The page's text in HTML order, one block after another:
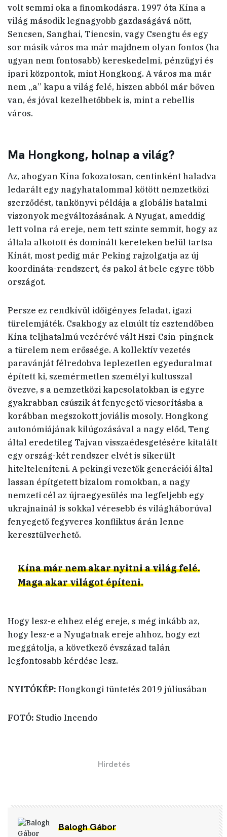
volt semmi oka a finomkodásra. 1997 óta Kína a
világ második legnagyobb gazdaságává nőtt,
Sencsen, Sanghai, Tiencsin, vagy Csengtu és egy
sor másik város ma már majdnem olyan fontos (ha
ugyan nem fontosabb) kereskedelmi, pénzügyi és
ipari központok, mint Hongkong. A város ma már
nem „a” kapu a világ felé, hiszen abból már bőven
van, és jóval kezelhetőbbek is, mint a rebellis
város.
Ma Hongkong, holnap a világ?
Az, ahogyan Kína fokozatosan, centinként haladva
ledarált egy nagyhatalommal kötött nemzetközi
szerződést, tankönyvi példája a globális hatalmi
viszonyok megváltozásának. A Nyugat, ameddig
lett volna rá ereje, nem tett szinte semmit, hogy az
általa alkotott és dominált kereteken belül tartsa
Kínát, most pedig már Peking rajzolgatja az új
koordináta-rendszert, és pakol át bele egyre több
országot.
Persze ez rendkívül időigényes feladat, igazi
türelemjáték. Csakhogy az elmúlt tíz esztendőben
Kína teljhatalmú vezérévé vált Hszi-Csin-pingnek
a türelem nem erőssége. A kollektív vezetés
paravánját félredobva leplezetlen egyeduralmat
épített ki, szemérmetlen személyi kultusszal
övezve, s a nemzetközi kapcsolatokban is egyre
gyakrabban csúszik át fenyegető vicsorításba a
korábban megszokott joviális mosoly. Hongkong
autonómiájának kilúgozásával a nagy előd, Teng
által eredetileg Tajvan visszaédesgetésére kitalált
egy ország-két rendszer elvét is sikerült
hitelteleníteni. A pekingi vezetők generációi által
lassan építgetett bizalom romokban, a nagy
nemzeti cél az újraegyesülés ma legfeljebb egy
ukrajnainál is sokkal véresebb és világháborúval
fenyegető fegyveres konfliktus árán lenne
keresztülverhető.
Kína már nem akar nyitni a világ felé.
Maga akar világot építeni.
Hogy lesz-e ehhez elég ereje, s még inkább az,
hogy lesz-e a Nyugatnak ereje ahhoz, hogy ezt
meggátolja, a következő évszázad talán
legfontosabb kérdése lesz.
NYITÓKÉP: Hongkongi tüntetés 2019 júliusában
FOTÓ: Studio Incendo
Balogh Gábor